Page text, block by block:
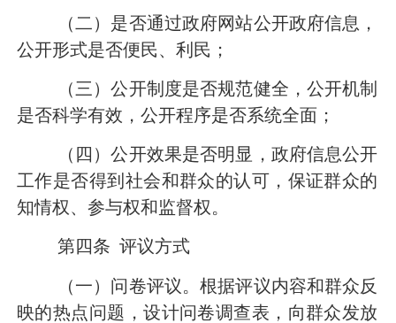
（二）是否通过政府网站公开政府信息，
公开形式是否便民、利民；
（三）公开制度是否规范健全，公开机制
是否科学有效，公开程序是否系统全面；
（四）公开效果是否明显，政府信息公开
工作是否得到社会和群众的认可，保证群众的
知情权、参与权和监督权。
第四条 评议方式
（一）问卷评议。根据评议内容和群众反
映的热点问题，设计问卷调查表，向群众发放